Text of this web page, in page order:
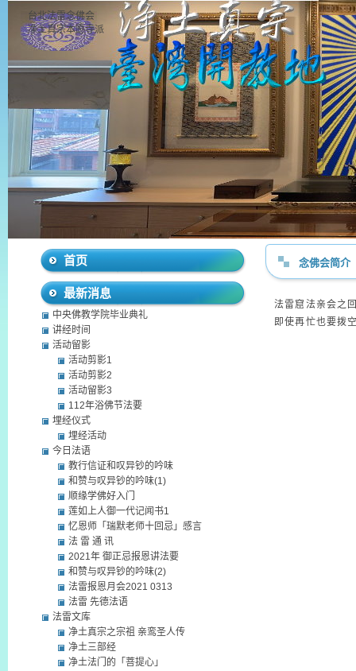
台北法雷念佛会
净土真宗本愿寺派
念佛会简介
法雷窟法亲会之
即使再忙也要拨
首页
最新消息
中央佛教学院毕业典礼
讲经时间
活动留影
活动剪影1
活动剪影2
活动留影3
112年浴佛节法要
埋经仪式
埋经活动
今日法语
教行信证和叹异钞的吟味
和赞与叹异钞的吟味(1)
顺缘学佛好入门
莲如上人御一代记闻书1
忆恩师「瑞默老师十回忌」感言
法 雷 通 讯
2021年 御正忌报恩讲法要
和赞与叹异钞的吟味(2)
法雷报恩月会2021 0313
法雷 先德法语
法雷文库
净土真宗之宗祖 亲鸾圣人传
净土三部经
净土法门的「菩提心」